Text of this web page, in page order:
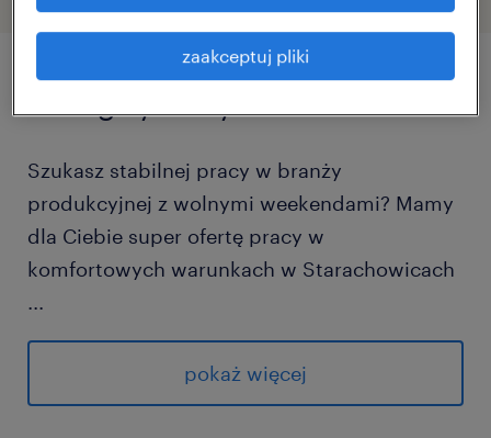
Szukasz stabilnej pracy w branży
produkcyjnej z wolnymi weekendami? Mamy
dla Ciebie super ofertę pracy w
komfortowych warunkach w Starachowicach
...
pokaż więcej
zaakceptuj pliki